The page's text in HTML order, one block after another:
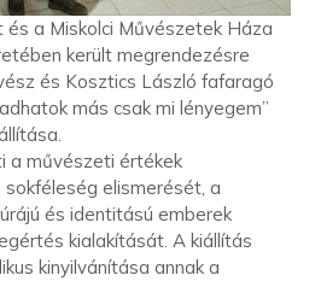
a Miskolci Művészetek Háza
került megrendezésre
és Kosztics László fafaragó
más csak mi lényegem”
a művészeti értékek
elismerését, a
és identitású emberek
kialakítását. A kiállítás
kinyilvánítása annak a